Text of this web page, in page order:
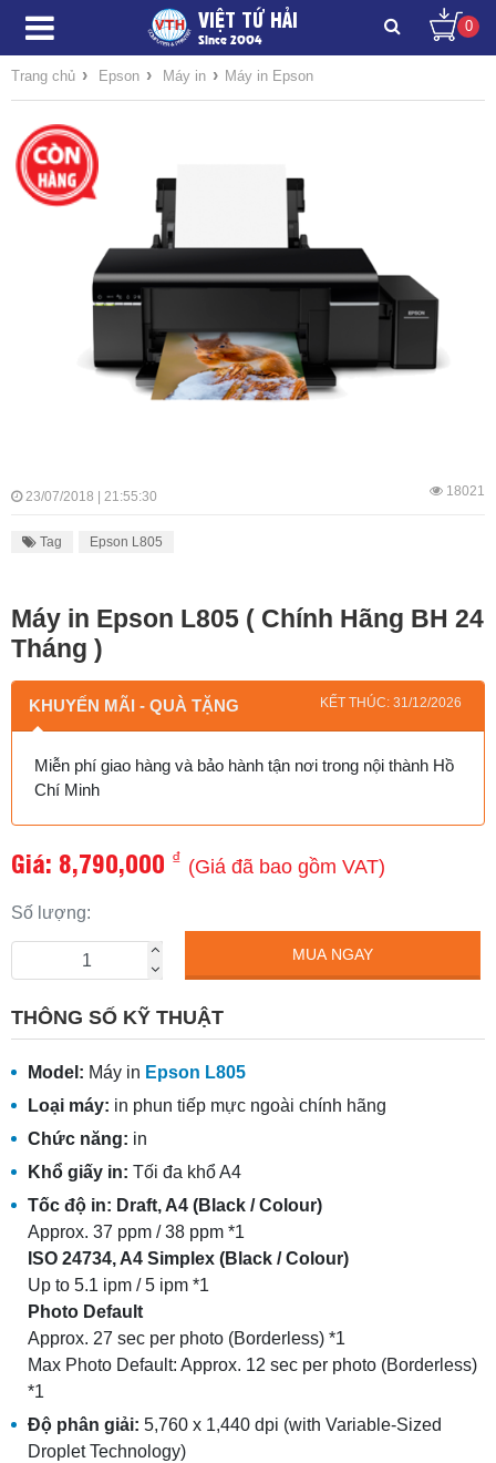
VIỆT TỨ HẢI
Since 2004
0
Trang chủ › Epson › Máy in › Máy in Epson
23/07/2018 | 21:55:30 18021
Tag Epson L805
Máy in Epson L805 ( Chính Hãng BH 24
Tháng )
KHUYẾN MÃI - QUÀ TẶNG KẾT THÚC: 31/12/2026
Miễn phí giao hàng và bảo hành tận nơi trong nội thành Hồ
Chí Minh
Giá: 8,790,000 ₫ (Giá đã bao gồm VAT)
Số lượng:
MUA NGAY
THÔNG SỐ KỸ THUẬT
Model: Máy in Epson L805
Loại máy: in phun tiếp mực ngoài chính hãng
Chức năng: in
Khổ giấy in: Tối đa khổ A4
Tốc độ in: Draft, A4 (Black / Colour)
Approx. 37 ppm / 38 ppm *1
ISO 24734, A4 Simplex (Black / Colour)
Up to 5.1 ipm / 5 ipm *1
Photo Default
Approx. 27 sec per photo (Borderless) *1
Max Photo Default: Approx. 12 sec per photo (Borderless)
*1
Độ phân giải: 5,760 x 1,440 dpi (with Variable-Sized
Droplet Technology)